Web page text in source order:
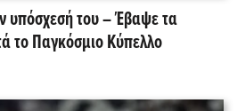
υπόσχεσή του – Έβαψε τα
το Παγκόσμιο Κύπελλο